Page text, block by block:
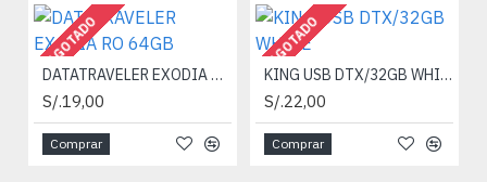
AGOTADO
DATATRAVELER EXODIA RO 64GB
S/.19,00
Comprar
AGOTADO
KING USB DTX/32GB WHITE
S/.22,00
Comprar